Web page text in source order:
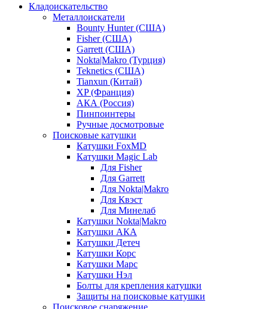
Кладоискательство
Металлоискатели
Bounty Hunter (США)
Fisher (США)
Garrett (США)
Nokta|Makro (Турция)
Teknetics (США)
Tianxun (Китай)
XP (Франция)
АКА (Россия)
Пинпоинтеры
Ручные досмотровые
Поисковые катушки
Катушки FoxMD
Катушки Magic Lab
Для Fisher
Для Garrett
Для Nokta|Makro
Для Квэст
Для Минелаб
Катушки Nokta|Makro
Катушки АКА
Катушки Детеч
Катушки Корс
Катушки Марс
Катушки Нэл
Болты для крепления катушки
Защиты на поисковые катушки
Поисковое снаряжение